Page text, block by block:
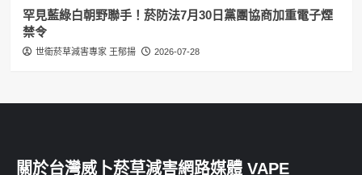
罕見藍綠白朝野聯手！菸防法7月30日黨團協商加重電子煙
禁令
世衛菸草減害專家 王郁揚 2026-07-28
關於台灣威卜菸草減害網路媒體 VAPE